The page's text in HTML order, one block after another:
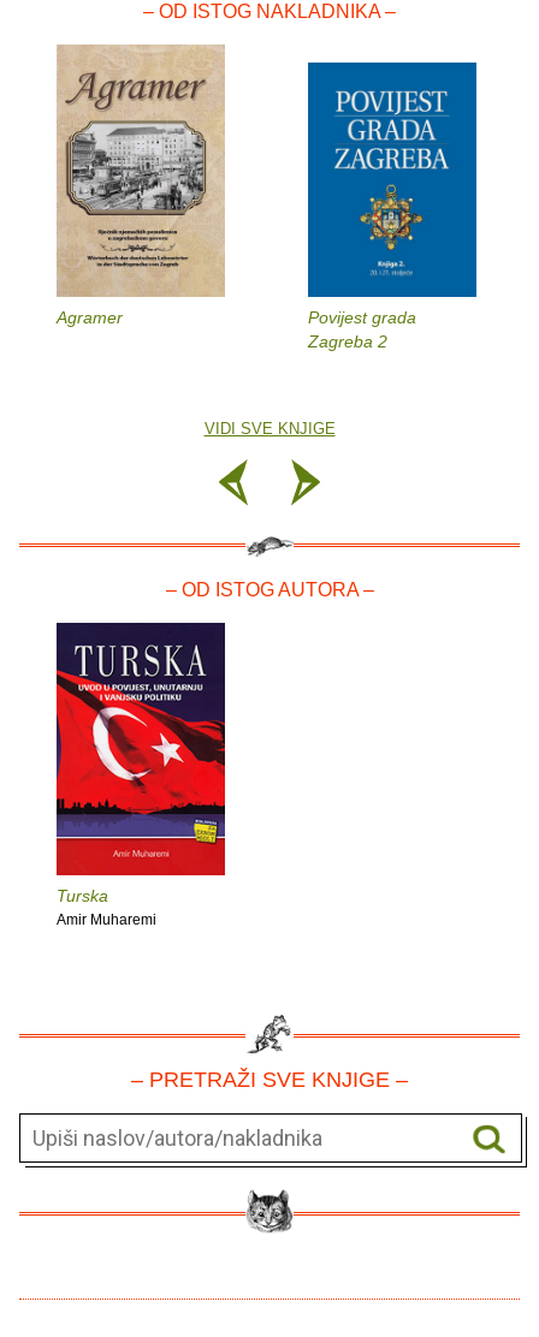
– OD ISTOG NAKLADNIKA –
Agramer
Povijest grada
Zagreba 2
VIDI SVE KNJIGE
– OD ISTOG AUTORA –
Turska
Amir Muharemi
– PRETRAŽI SVE KNJIGE –